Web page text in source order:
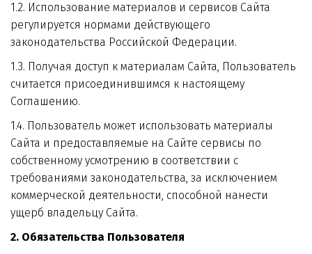
1.2. Использование материалов и сервисов Сайта
регулируется нормами действующего
законодательства Российской Федерации.
1.3. Получая доступ к материалам Сайта, Пользователь
считается присоединившимся к настоящему
Соглашению.
1.4. Пользователь может использовать материалы
Сайта и предоставляемые на Сайте сервисы по
собственному усмотрению в соответствии с
требованиями законодательства, за исключением
коммерческой деятельности, способной нанести
ущерб владельцу Сайта.
2. Обязательства Пользователя